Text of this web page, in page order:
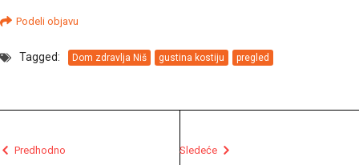
Podeli objavu
Tagged: Dom zdravlja Niš gustina kostiju pregled
Predhodno Sledeće